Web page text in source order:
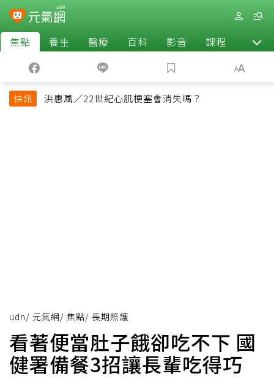
焦點 養生 醫療 百科 影音 課程 退休
快訊 洪惠風／22世紀心肌梗塞會消失嗎？
udn/ 元氣網/ 焦點/ 長期照護
看著便當肚子餓卻吃不下 國
健署備餐3招讓長輩吃得巧